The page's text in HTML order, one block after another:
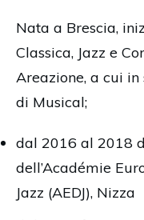
Nata a Brescia,
Classica, Jazz e
Areazione, a cui
di Musical;
dal 2016 al 2018
dell’Académie
Jazz (AEDJ), Nizza